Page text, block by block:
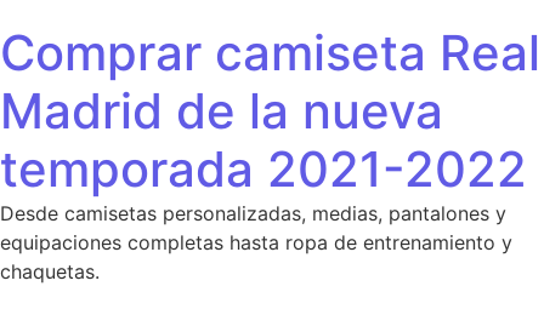
Comprar camiseta Real
Madrid de la nueva
temporada 2021-2022
Desde camisetas personalizadas, medias, pantalones y
equipaciones completas hasta ropa de entrenamiento y
chaquetas.